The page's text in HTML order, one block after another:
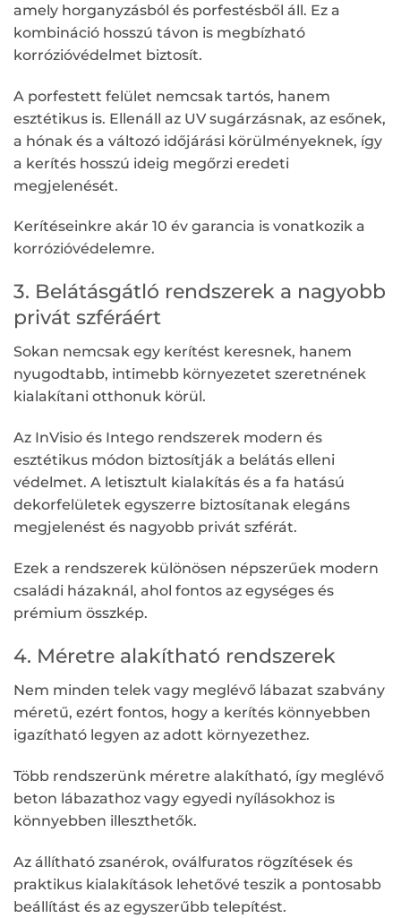
amely horganyzásból és porfestésből áll. Ez a
kombináció hosszú távon is megbízható
korrózióvédelmet biztosít.
A porfestett felület nemcsak tartós, hanem
esztétikus is. Ellenáll az UV sugárzásnak, az esőnek,
a hónak és a változó időjárási körülményeknek, így
a kerítés hosszú ideig megőrzi eredeti
megjelenését.
Kerítéseinkre akár 10 év garancia is vonatkozik a
korrózióvédelemre.
3. Belátásgátló rendszerek a nagyobb
privát szféráért
Sokan nemcsak egy kerítést keresnek, hanem
nyugodtabb, intimebb környezetet szeretnének
kialakítani otthonuk körül.
Az InVisio és Intego rendszerek modern és
esztétikus módon biztosítják a belátás elleni
védelmet. A letisztult kialakítás és a fa hatású
dekorfelületek egyszerre biztosítanak elegáns
megjelenést és nagyobb privát szférát.
Ezek a rendszerek különösen népszerűek modern
családi házaknál, ahol fontos az egységes és
prémium összkép.
4. Méretre alakítható rendszerek
Nem minden telek vagy meglévő lábazat szabvány
méretű, ezért fontos, hogy a kerítés könnyebben
igazítható legyen az adott környezethez.
Több rendszerünk méretre alakítható, így meglévő
beton lábazathoz vagy egyedi nyílásokhoz is
könnyebben illeszthetők.
Az állítható zsanérok, oválfuratos rögzítések és
praktikus kialakítások lehetővé teszik a pontosabb
beállítást és az egyszerűbb telepítést.